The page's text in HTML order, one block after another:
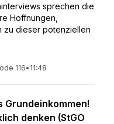
sprechen die
Hoffnungen,
zu dieser potenziellen
116• 11:48
Grundeinkommen!
denken (StGO